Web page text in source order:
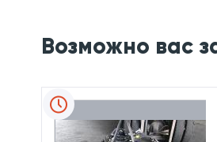
Возможно вас